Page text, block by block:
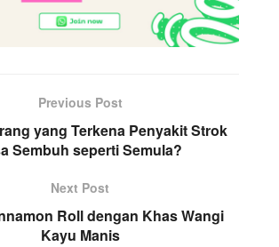
Previous Post
yang Terkena Penyakit Strok
Sembuh seperti Semula?
Next Post
Roll dengan Khas Wangi
Kayu Manis